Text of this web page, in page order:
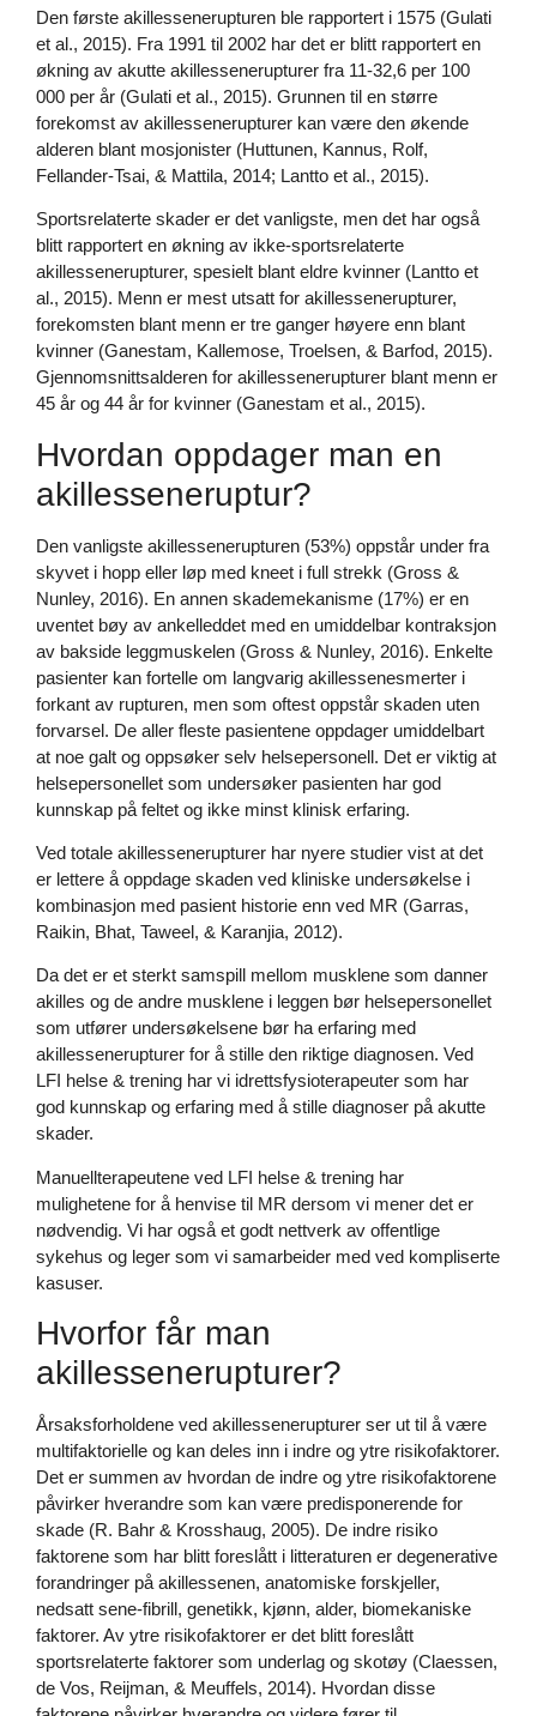
Den første akillessenerupturen ble rapportert i 1575 (Gulati
et al., 2015). Fra 1991 til 2002 har det er blitt rapportert en
økning av akutte akillessenerupturer fra 11-32,6 per 100
000 per år (Gulati et al., 2015). Grunnen til en større
forekomst av akillessenerupturer kan være den økende
alderen blant mosjonister (Huttunen, Kannus, Rolf,
Fellander-Tsai, & Mattila, 2014; Lantto et al., 2015).
Sportsrelaterte skader er det vanligste, men det har også
blitt rapportert en økning av ikke-sportsrelaterte
akillessenerupturer, spesielt blant eldre kvinner (Lantto et
al., 2015). Menn er mest utsatt for akillessenerupturer,
forekomsten blant menn er tre ganger høyere enn blant
kvinner (Ganestam, Kallemose, Troelsen, & Barfod, 2015).
Gjennomsnittsalderen for akillessenerupturer blant menn er
45 år og 44 år for kvinner (Ganestam et al., 2015).
Hvordan oppdager man en
akillesseneruptur?
Den vanligste akillessenerupturen (53%) oppstår under fra
skyvet i hopp eller løp med kneet i full strekk (Gross &
Nunley, 2016). En annen skademekanisme (17%) er en
uventet bøy av ankelleddet med en umiddelbar kontraksjon
av bakside leggmuskelen (Gross & Nunley, 2016). Enkelte
pasienter kan fortelle om langvarig akillessenesmerter i
forkant av rupturen, men som oftest oppstår skaden uten
forvarsel. De aller fleste pasientene oppdager umiddelbart
at noe galt og oppsøker selv helsepersonell. Det er viktig at
helsepersonellet som undersøker pasienten har god
kunnskap på feltet og ikke minst klinisk erfaring.
Ved totale akillessenerupturer har nyere studier vist at det
er lettere å oppdage skaden ved kliniske undersøkelse i
kombinasjon med pasient historie enn ved MR (Garras,
Raikin, Bhat, Taweel, & Karanjia, 2012).
Da det er et sterkt samspill mellom musklene som danner
akilles og de andre musklene i leggen bør helsepersonellet
som utfører undersøkelsene bør ha erfaring med
akillessenerupturer for å stille den riktige diagnosen. Ved
LFI helse & trening har vi idrettsfysioterapeuter som har
god kunnskap og erfaring med å stille diagnoser på akutte
skader.
Manuellterapeutene ved LFI helse & trening har
mulighetene for å henvise til MR dersom vi mener det er
nødvendig. Vi har også et godt nettverk av offentlige
sykehus og leger som vi samarbeider med ved kompliserte
kasuser.
Hvorfor får man
akillessenerupturer?
Årsaksforholdene ved akillessenerupturer ser ut til å være
multifaktorielle og kan deles inn i indre og ytre risikofaktorer.
Det er summen av hvordan de indre og ytre risikofaktorene
påvirker hverandre som kan være predisponerende for
skade (R. Bahr & Krosshaug, 2005). De indre risiko
faktorene som har blitt foreslått i litteraturen er degenerative
forandringer på akillessenen, anatomiske forskjeller,
nedsatt sene-fibrill, genetikk, kjønn, alder, biomekaniske
faktorer. Av ytre risikofaktorer er det blitt foreslått
sportsrelaterte faktorer som underlag og skotøy (Claessen,
de Vos, Reijman, & Meuffels, 2014). Hvordan disse